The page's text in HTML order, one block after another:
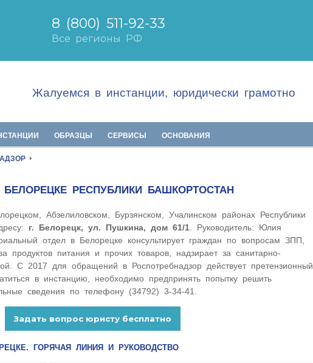
Жалуемся в инстанции, юридически грамотно
ОБРАЗЦЫ СЕРВИСЫ ОСНОВАНИЯ
РЕСПУБЛИКИ БАШКОРТОСТАН
Абзелиловском, Бурзянском, Учалинском районах Республики
г. Белорецк, ул. Пушкина, дом 61/1 . Руководитель: Юлия
отдел в Белорецке консультирует граждан по вопросам ЗПП,
продуктов питания и прочих товаров, надзирает за санитарно-
С 2017 для обращений в Роспотребнадзор действует претензионный
в инстанцию, необходимо предпринять попытку решить
сведения по телефону (34792) 3-34-41.
ГОРЯЧАЯ ЛИНИЯ И РУКОВОДСТВО